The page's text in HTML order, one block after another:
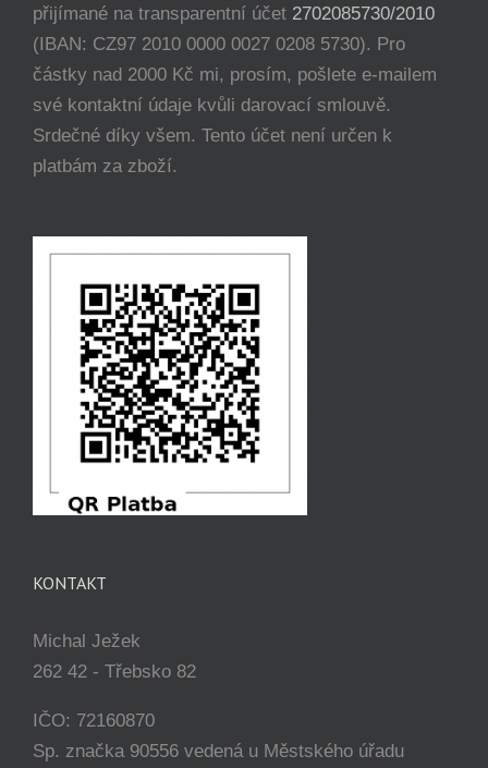
přijímané na transparentní účet 2702085730/2010
(IBAN: CZ97 2010 0000 0027 0208 5730). Pro
částky nad 2000 Kč mi, prosím, pošlete e-mailem
své kontaktní údaje kvůli darovací smlouvě.
Srdečné díky všem. Tento účet není určen k
platbám za zboží.
KONTAKT
Michal Ježek
262 42 - Třebsko 82
IČO: 72160870
Sp. značka 90556 vedená u Městského úřadu